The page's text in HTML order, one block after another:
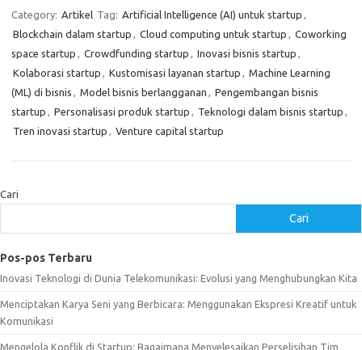
Category: Artikel Tag: Artificial Intelligence (AI) untuk startup ,
Blockchain dalam startup , Cloud computing untuk startup , Coworking
space startup , Crowdfunding startup , Inovasi bisnis startup ,
Kolaborasi startup , Kustomisasi layanan startup , Machine Learning
(ML) di bisnis , Model bisnis berlangganan , Pengembangan bisnis
startup , Personalisasi produk startup , Teknologi dalam bisnis startup ,
Tren inovasi startup , Venture capital startup
Cari
Cari
Pos-pos Terbaru
Inovasi Teknologi di Dunia Telekomunikasi: Evolusi yang Menghubungkan Kita
Menciptakan Karya Seni yang Berbicara: Menggunakan Ekspresi Kreatif untuk
Komunikasi
Mengelola Konflik di Startup: Bagaimana Menyelesaikan Perselisihan Tim